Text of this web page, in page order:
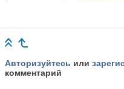
Авторизуйтесь или
комментарий